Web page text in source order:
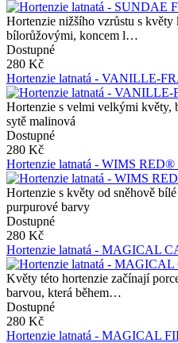
Hortenzie nižšího vzrůstu s
bílorůžovými, koncem l…
Dostupné
280 Kč
Hortenzie latnatá - VANILLE-
Hortenzie s velmi velkými květy,
sytě malinová
Dostupné
280 Kč
Hortenzie latnatá - WIMS RED®
Hortenzie s květy od sněhově
purpurové barvy
Dostupné
280 Kč
Hortenzie latnatá - MAGICAL
Květy této hortenzie začínají
barvou, která během…
Dostupné
280 Kč
Hortenzie latnatá - MAGICAL